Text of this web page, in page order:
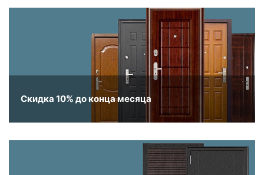
Скидка 10% до конца месяца